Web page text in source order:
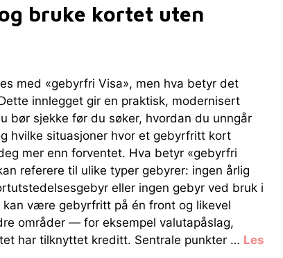
bruke kortet uten
med «gebyrfri Visa», men hva betyr det
innlegget gir en praktisk, modernisert
bør sjekke før du søker, hvordan du unngår
hvilke situasjoner hvor et gebyrfritt kort
mer enn forventet. Hva betyr «gebyrfri
referere til ulike typer gebyrer: ingen årlig
eller ingen gebyr ved bruk i
være gebyrfritt på én front og likevel
områder — for eksempel valutapåslag,
har tilknyttet kreditt. Sentrale punkter … Les